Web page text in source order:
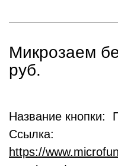
Микрозаем
руб.
Название кнопки:
Ссылка:
https://